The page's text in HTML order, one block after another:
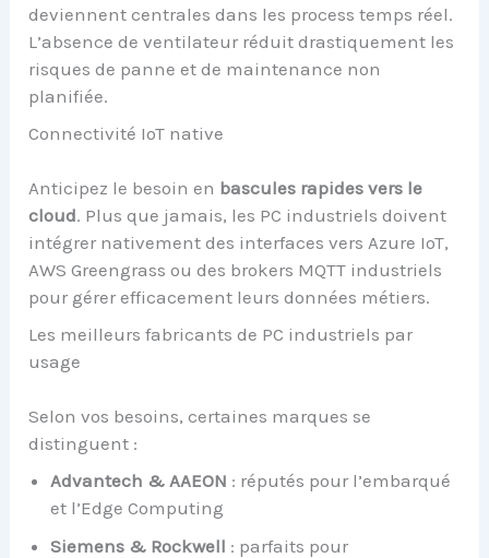
deviennent centrales dans les process temps réel.
L’absence de ventilateur réduit drastiquement les
risques de panne et de maintenance non
planifiée.
Connectivité IoT native
Anticipez le besoin en bascules rapides vers le
cloud. Plus que jamais, les PC industriels doivent
intégrer nativement des interfaces vers Azure IoT,
AWS Greengrass ou des brokers MQTT industriels
pour gérer efficacement leurs données métiers.
Les meilleurs fabricants de PC industriels par
usage
Selon vos besoins, certaines marques se
distinguent :
Advantech & AAEON : réputés pour l’embarqué
et l’Edge Computing
Siemens & Rockwell : parfaits pour